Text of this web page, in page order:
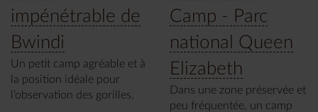
impénétrable de
Bwindi
Un petit camp agréable et à
la position idéale pour
l’observation des gorilles.
Camp - Parc
national Queen
Elizabeth
Dans une zone préservée et
peu fréquentée, un camp